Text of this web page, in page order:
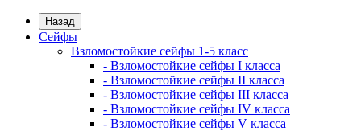
Назад
Сейфы
Взломостойкие сейфы 1-5 класс
- Взломостойкие сейфы I класса
- Взломостойкие сейфы II класса
- Взломостойкие сейфы III класса
- Взломостойкие сейфы IV класса
- Взломостойкие сейфы V класса